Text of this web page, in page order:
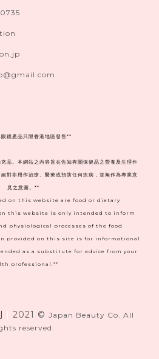
眼鏡產品只限香港地區發售**
品。本網站之內容旨在告知有關保健品之營養及生理作
對非用作治療、醫療或預防任何疾病，並無作為專業意
見之意圖。**
on this website are food or dietary
this website is only intended to inform
physiological processes of the food
provided on this site is for informational
as a substitute for advice from your
professional.**
2021 © Japan Beauty Co. All
reserved.